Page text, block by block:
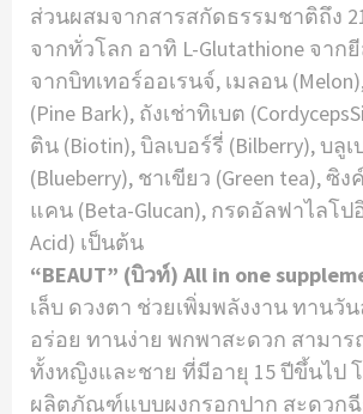
ส่วนผสมจากสารสกัดธรรมชาติถึง
จากทั่วโลก อาทิ L-Glutathione จาก
จากบิทเทอร์ออเรนจ์, เมลอน
(Pine Bark), ถังเช่าทิเบต
ติน (Biotin), บิลเบอร์รี่ (Bilberry), บลูเ
(Blueberry), ชาเขียว (Green tea), ซิง
แคน (Beta-Glucan), กรดอัลฟาไลโป
Acid) เป็นต้น
“BEAUT” (บิวท์) All in one
เล็บ ดวงตา ช่วยเพิ่มพลังงาน ทานวั
อร่อย ทานง่าย พกพาสะดวก สามาร
ทั้งหญิงและชาย ที่มีอายุ 15 ปีขึ้นไป
ผลิตภัณฑ์แบบผงกรอกปาก สะดวก